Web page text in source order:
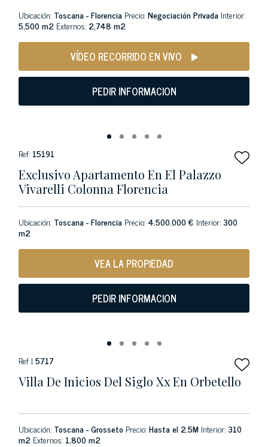
Ubicación: Toscana - Florencia Precio:Negociación Privada Interior:
5,500 m2 Externos: 2,748 m2
VÍDEO RECORRIDO EN VIVO
PEDIR INFORMACION
Ref: 15191
Exclusivo Apartamento En El Palazzo
Vivarelli Colonna Florencia
Ubicación: Toscana - Florencia Precio: 4.500.000 € Interior:300
m2
VEA LA PROPIEDAD
PEDIR INFORMACION
Ref | 5717
Villa De Inicios Del Siglo Xx En Orbetello
Ubicación: Toscana - Grosseto Precio:Hasta el 2.5M Interior:310
m2 Externos: 1,800 m2